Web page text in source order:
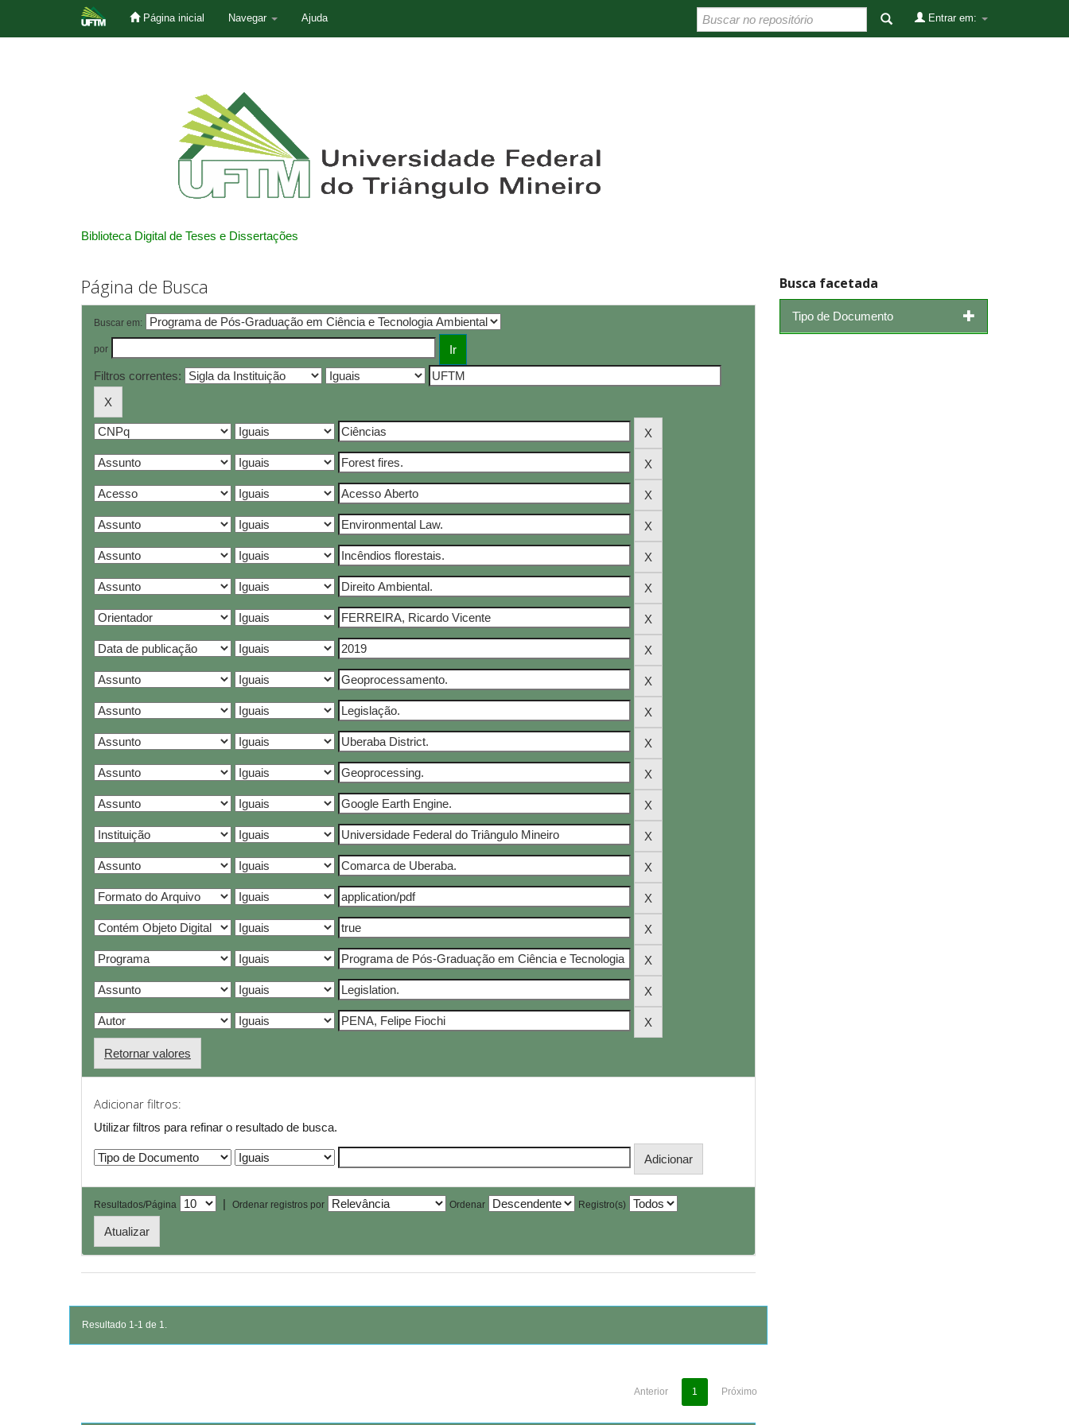
Página inicial Navegar Ajuda Entrar em:
Biblioteca Digital de Teses e Dissertações
Página de Busca
Buscar em:
por
Filtros correntes:
Retornar valores
Adicionar filtros:
Utilizar filtros para refinar o resultado de busca.
Resultados/Página | Ordenar registros por Ordenar Registro(s)
Resultado 1-1 de 1.
Anterior 1 Próximo
Busca facetada
Tipo de Documento